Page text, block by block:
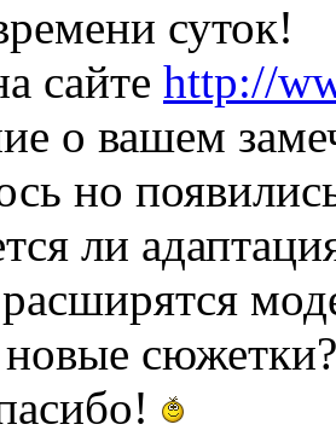
суток!
сайте http://
о вашем
но
ли
сюжетки?